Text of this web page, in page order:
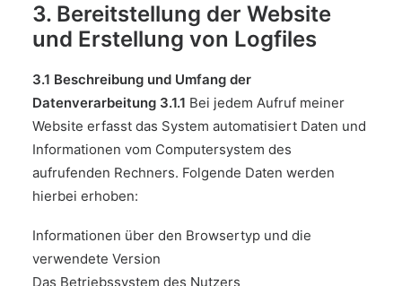
3. Bereitstellung der Website
und Erstellung von Logfiles
3.1 Beschreibung und Umfang der
Datenverarbeitung 3.1.1 Bei jedem Aufruf meiner
Website erfasst das System automatisiert Daten und
Informationen vom Computersystem des
aufrufenden Rechners. Folgende Daten werden
hierbei erhoben:
Informationen über den Browsertyp und die
verwendete Version
Das Betriebssystem des Nutzers